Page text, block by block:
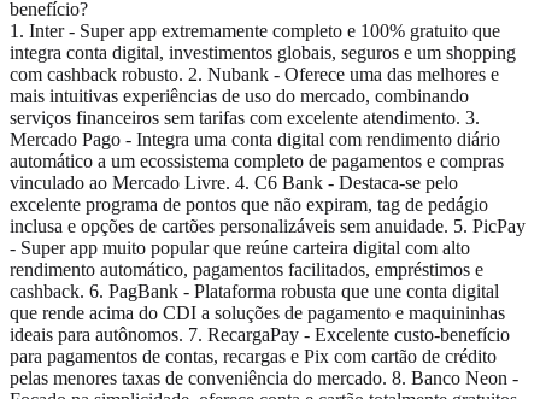
benefício?
1. Inter - Super app extremamente completo e 100% gratuito que
integra conta digital, investimentos globais, seguros e um shopping
com cashback robusto. 2. Nubank - Oferece uma das melhores e
mais intuitivas experiências de uso do mercado, combinando
serviços financeiros sem tarifas com excelente atendimento. 3.
Mercado Pago - Integra uma conta digital com rendimento diário
automático a um ecossistema completo de pagamentos e compras
vinculado ao Mercado Livre. 4. C6 Bank - Destaca-se pelo
excelente programa de pontos que não expiram, tag de pedágio
inclusa e opções de cartões personalizáveis sem anuidade. 5. PicPay
- Super app muito popular que reúne carteira digital com alto
rendimento automático, pagamentos facilitados, empréstimos e
cashback. 6. PagBank - Plataforma robusta que une conta digital
que rende acima do CDI a soluções de pagamento e maquininhas
ideais para autônomos. 7. RecargaPay - Excelente custo-benefício
para pagamentos de contas, recargas e Pix com cartão de crédito
pelas menores taxas de conveniência do mercado. 8. Banco Neon -